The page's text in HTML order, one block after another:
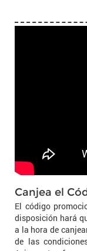
Canjea el
El código
disposición hará
a la hora de
de las